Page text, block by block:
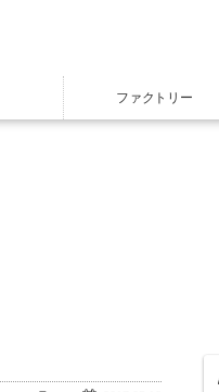
ファクトリー